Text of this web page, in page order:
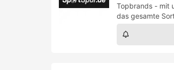
Topbrands - mit
das gesamte